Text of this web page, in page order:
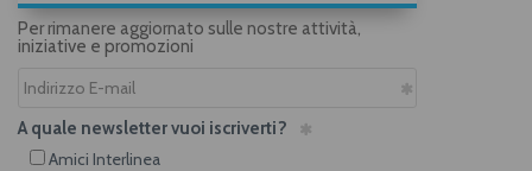
Per rimanere aggiornato sulle nostre attività,
iniziative e promozioni
A quale newsletter vuoi iscriverti?
Amici Interlinea